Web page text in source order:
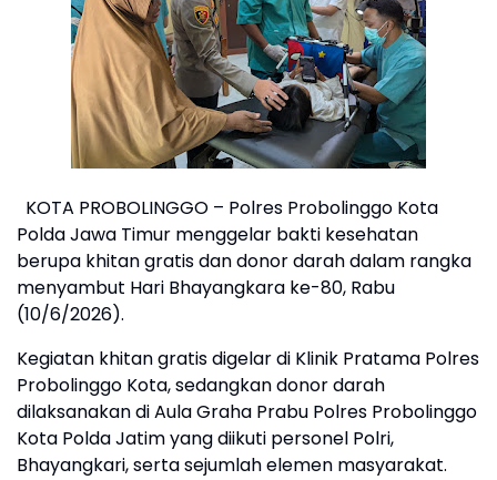
KOTA PROBOLINGGO – Polres Probolinggo Kota
Polda Jawa Timur menggelar bakti kesehatan
berupa khitan gratis dan donor darah dalam rangka
menyambut Hari Bhayangkara ke-80, Rabu
(10/6/2026).
Kegiatan khitan gratis digelar di Klinik Pratama Polres
Probolinggo Kota, sedangkan donor darah
dilaksanakan di Aula Graha Prabu Polres Probolinggo
Kota Polda Jatim yang diikuti personel Polri,
Bhayangkari, serta sejumlah elemen masyarakat.